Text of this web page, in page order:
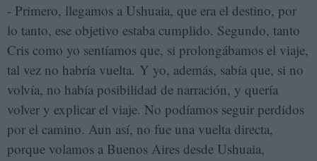
- Primero, llegamos a Ushuaia, que era el destino, por
lo tanto, ese objetivo estaba cumplido. Segundo, tanto
Cris como yo sentíamos que, si prolongábamos el viaje,
tal vez no habría vuelta. Y yo, además, sabía que, si no
volvía, no había posibilidad de narración, y quería
volver y explicar el viaje. No podíamos seguir perdidos
por el camino. Aun así, no fue una vuelta directa,
porque volamos a Buenos Aires desde Ushuaia,